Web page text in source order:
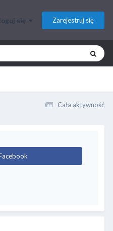
się Zarejestruj się
Cała aktywność